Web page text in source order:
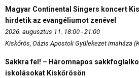
Magyar Continental Singers koncert
hirdetik az evangéliumot zenével
2026. augusztus 11. 18:00 - 21:00
Kiskőrös, Oázis Apostoli Gyülekezet imaháza
Sakkra fel! – Háromnapos
iskolásokat Kiskőrösön